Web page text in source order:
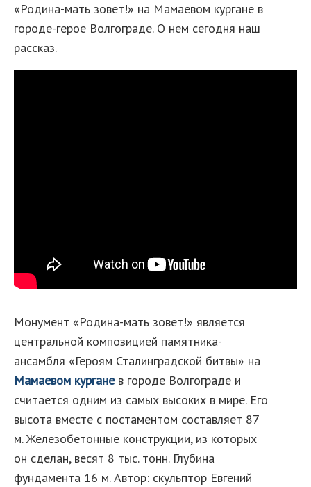
«Родина-мать зовет!» на Мамаевом кургане в
городе-герое Волгограде. О нем сегодня наш
рассказ.
Монумент «Родина-мать зовет!» является
центральной композицией памятника-
ансамбля «Героям Сталинградской битвы» на
Мамаевом кургане в городе Волгограде и
считается одним из самых высоких в мире. Его
высота вместе с постаментом составляет 87
м. Железобетонные конструкции, из которых
он сделан, весят 8 тыс. тонн. Глубина
фундамента 16 м. Автор: скульптор Евгений